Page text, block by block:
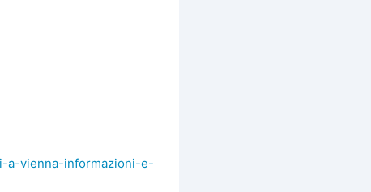
a-vienna-informazioni-e-